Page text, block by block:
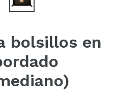
bolsillos en